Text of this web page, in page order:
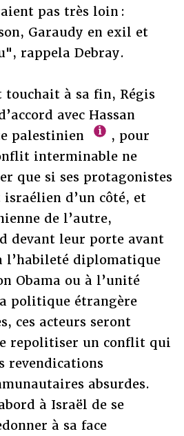
pas très loin :
Garaudy en exil et
rappela Debray.
touchait à sa fin, Régis
avec Hassan
palestinien
, pour
interminable ne
que si ses protagonistes
d’un côté, et
de l’autre,
devant leur porte avant
l’habileté diplomatique
Obama ou à l’unité
politique étrangère
ces acteurs seront
repolitiser un conflit qui
revendications
absurdes.
à Israël de se
à sa face